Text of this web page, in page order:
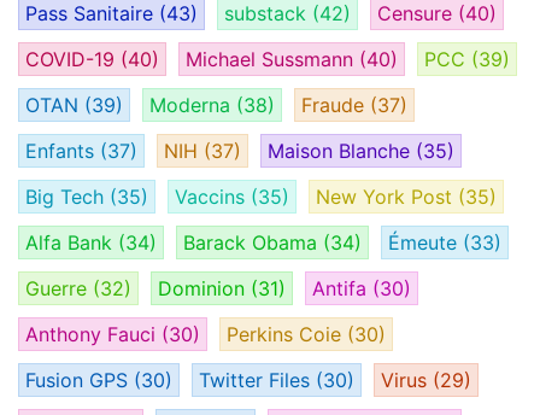
Pass Sanitaire (43) substack (42) Censure (40)
COVID-19 (40) Michael Sussmann (40) PCC (39)
OTAN (39) Moderna (38) Fraude (37)
Enfants (37) NIH (37) Maison Blanche (35)
Big Tech (35) Vaccins (35) New York Post (35)
Alfa Bank (34) Barack Obama (34) Émeute (33)
Guerre (32) Dominion (31) Antifa (30)
Anthony Fauci (30) Perkins Coie (30)
Fusion GPS (30) Twitter Files (30) Virus (29)